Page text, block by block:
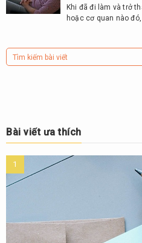
Khi đã đi làm và trở
hoặc cơ quan nào đó,
Bài viết ưa thích